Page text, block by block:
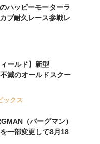
ハッピーモーターラ
ブ耐久レース参戦レ
ールド】新型
滅のオールドスクー
ックス
（バーグマン）
一部変更して8月18